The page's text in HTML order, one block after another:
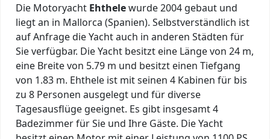
Die Motoryacht Ehthelewurde 2004 gebaut und
liegt an in Mallorca (Spanien). Selbstverständlich ist
auf Anfrage die Yacht auch in anderen Städten für
Sie verfügbar. Die Yacht besitzt eine Länge von 24 m,
eine Breite von 5.79 m und besitzt einen Tiefgang
von 1.83 m. Ehthele ist mit seinen 4 Kabinen für bis
zu 8 Personen ausgelegt und für diverse
Tagesausflüge geeignet. Es gibt insgesamt 4
Badezimmer für Sie und Ihre Gäste. Die Yacht